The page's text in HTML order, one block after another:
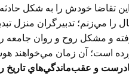
تقاضا خودش را به شكل
را مي‌زنم؛ تدبيرگران منزل
و مشكل روح و روان جامعه
است؛ آن زمان مي‌خواهند
و عقب‌ماندگي‌هاي تاريخ